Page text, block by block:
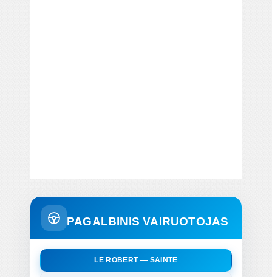
PAGALBINIS VAIRUOTOJAS
LE ROBERT — SAINTE